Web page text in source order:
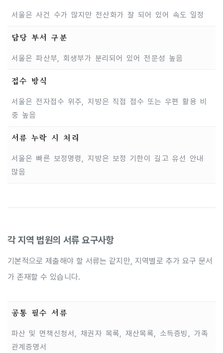
서울은 사건 수가 많지만 전산화가 잘 되어 있어 속도 일정
담당 부서 구분
서울은 파산부, 회생부가 분리되어 있어 전문성 높음
접수 방식
서울은 전자접수 위주, 지방은 직접 접수 또는 우편 활용 비
중 높음
서류 누락 시 처리
서울은 빠른 보정명령, 지방은 보정 기한이 길고 유선 안내
많음
각 지역 법원의 서류 요구사항
기본적으로 제출해야 할 서류는 같지만, 지역별로 추가 요구 문서
가 존재할 수 있습니다.
공통 필수 서류
파산 및 면책신청서, 채권자 목록, 재산목록, 소득증빙, 가족
관계증명서